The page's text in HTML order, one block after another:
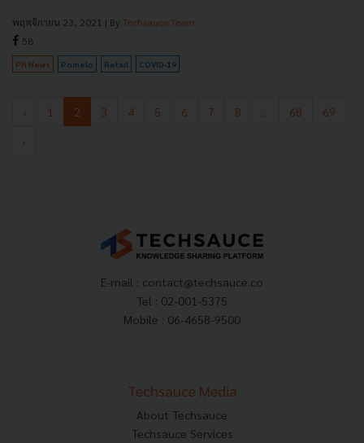
พฤศจิกายน 23, 2021 | By Techsauce Team
58
PR News Pomelo Retail COVID-19
‹ 1 2 3 4 5 6 7 8 68
69
›
E-mail : contact@techsauce.co
Tel : 02-001-5375
Mobile : 06-4658-9500
Techsauce Media
About Techsauce
Techsauce Services